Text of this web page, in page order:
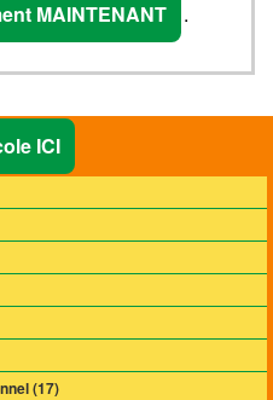
MAINTENANT .
ICI
(17)